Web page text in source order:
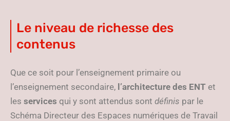
Le niveau de richesse des
contenus
Que ce soit pour l’enseignement primaire ou
l’enseignement secondaire, l’architecture des ENT et
les services qui y sont attendus sont définis par le
Schéma Directeur des Espaces numériques de Travail